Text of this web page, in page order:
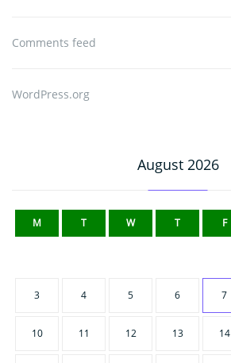
Comments feed
WordPress.org
August 2026
M T W T F
3 4 5 6 7
10 11 12 13 14